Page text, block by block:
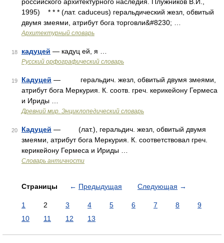
1995) * * * (лат. caduceus) геральдический жезл, обвитый
двумя змеями, атрибут бога торговли&#8230; …
Архитектурный словарь
18 кадуцей — кадуц ей, я …
Русский орфографический словарь
19 Кадуцей — геральдич. жезл, обвитый двумя змеями,
атрибут бога Меркурия. К. соотв. греч. керикейону Гермеса
и Ириды …
Древний мир. Энциклопедический словарь
20 Кадуцей — (лат.), геральдич. жезл, обвитый двумя
змеями, атрибут бога Меркурия. К. соответствовал греч.
керикейону Гермеса и Ириды …
Словарь античности
Страницы ← Предыдущая Следующая →
1 2 3 4 5 6 7 8
9
10
11 12 13